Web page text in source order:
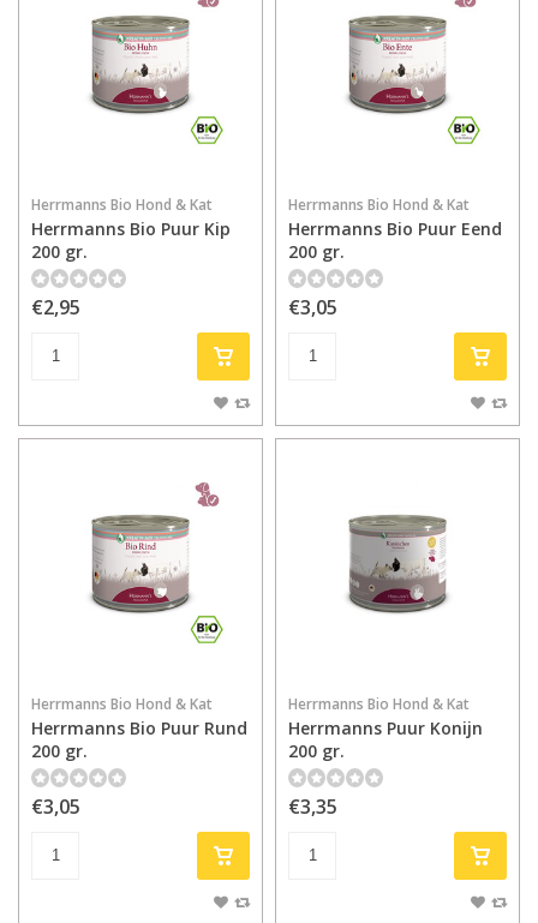
Herrmanns Bio Hond & Kat
Herrmanns Bio Puur Kip
200 gr.
€2,95
Herrmanns Bio Hond & Kat
Herrmanns Bio Puur Eend
200 gr.
€3,05
Herrmanns Bio Hond & Kat
Herrmanns Bio Puur Rund
200 gr.
€3,05
Herrmanns Bio Hond & Kat
Herrmanns Puur Konijn
200 gr.
€3,35